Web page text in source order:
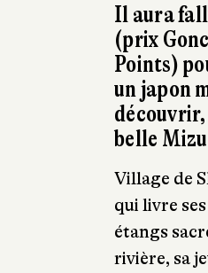
Il aura
(prix
Points)
un japon
belle
Village de
qui livre
étangs
rivière, sa